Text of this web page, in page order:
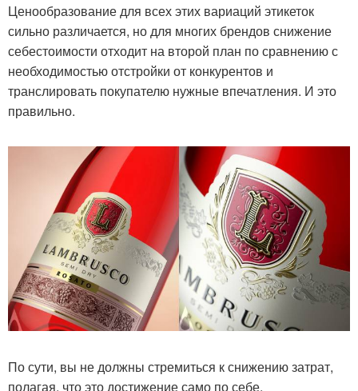
Ценообразование для всех этих вариаций этикеток
сильно различается, но для многих брендов снижение
себестоимости отходит на второй план по сравнению с
необходимостью отстройки от конкурентов и
транслировать покупателю нужные впечатления. И это
правильно.
По сути, вы не должны стремиться к снижению затрат,
полагая, что это достижение само по себе.